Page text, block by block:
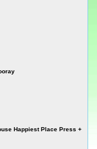
Happiest Place Press +